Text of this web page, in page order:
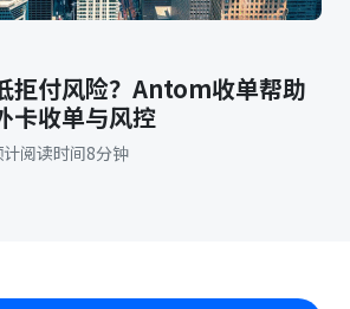
拒付风险？Antom收单帮助
卡收单与风控
阅读时间8分钟